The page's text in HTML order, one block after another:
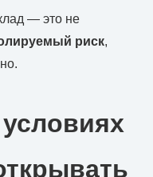
— это не
риск,